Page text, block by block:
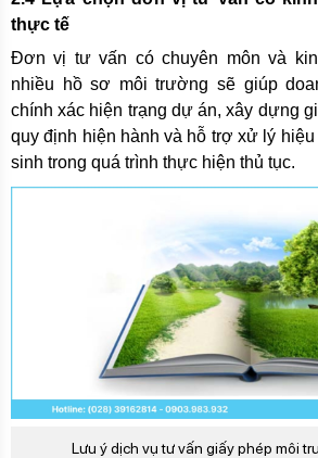
thực tế
Đơn vị tư vấn có chuyên môn và
nhiều hồ sơ môi trường sẽ giúp
chính xác hiện trạng dự án, xây dựng
quy định hiện hành và hỗ trợ xử lý
sinh trong quá trình thực hiện thủ tục.
Lưu ý dịch vụ tư vấn giấy phép môi